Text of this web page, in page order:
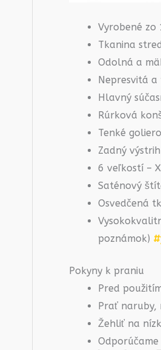
Vyrobené zo
Tkanina
Odolná a
Nepresvitá
Hlavný
Rúrková
Tenké
Zadný
6 veľkostí –
Saténový
Osvedčená
poznámok)
Pokyny k praniu
Pred
Prať naruby,
Žehliť na
Odporúčame